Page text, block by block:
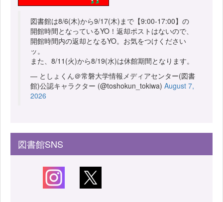
図書館は8/6(木)から9/17(木)まで【9:00-17:00】の
開館時間となっているYO！返却ポストはないので、
開館時間内の返却となるYO。お気をつけください
ッ。
また、8/11(火)から8/19(水)は休館期間となります。
— としょくん＠常磐大学情報メディアセンター(図書
館)公認キャラクター (@toshokun_tokiwa) August 7,
2026
図書館SNS